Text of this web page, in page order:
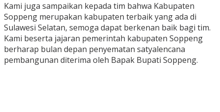
Kami juga sampaikan kepada tim bahwa Kabupaten
Soppeng merupakan kabupaten terbaik yang ada di
Sulawesi Selatan, semoga dapat berkenan baik bagi tim.
Kami beserta jajaran pemerintah kabupaten Soppeng
berharap bulan depan penyematan satyalencana
pembangunan diterima oleh Bapak Bupati Soppeng.